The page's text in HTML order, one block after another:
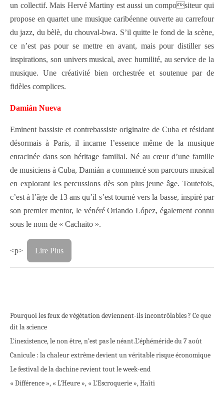
un collectif. Mais Hervé Martiny est aussi un compositeur qui
propose en quartet une musique caribéenne ouverte au carrefour
du jazz, du bèlè, du chouval-bwa. S’il quitte le fond de la scène,
ce n’est pas pour se mettre en avant, mais pour distiller ses
inspirations, son univers musical, avec humilité, au service de la
musique. Une créativité bien orchestrée et soutenue par de
fidèles complices.
Damián Nueva
Eminent bassiste et contrebassiste originaire de Cuba et résidant
désormais à Paris, il incarne l’essence même de la musique
enracinée dans son héritage familial. Né au cœur d’une famille
de musiciens à Cuba, Damián a commencé son parcours musical
en explorant les percussions dès son plus jeune âge. Toutefois,
c’est à l’âge de 13 ans qu’il s’est tourné vers la basse, inspiré par
son premier mentor, le vénéré Orlando López, également connu
sous le nom de « Cachaito ».
<p> Lire Plus
Pourquoi les feux de végétation deviennent-ils incontrôlables ? Ce que
dit la science
L’inexistence, le non être, n’est pas le néant.L’éphéméride du 7 août
Canicule : la chaleur extrême devient un véritable risque économique
Le festival de la dachine revient tout le week-end
« Différence », « L’Heure », « L’Escroquerie », Haïti